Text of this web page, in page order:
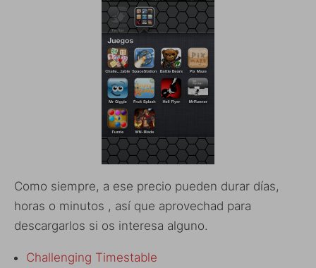
Como siempre, a ese precio pueden durar días,
horas o minutos , así que aprovechad para
descargarlos si os interesa alguno.
Challenging Timestable